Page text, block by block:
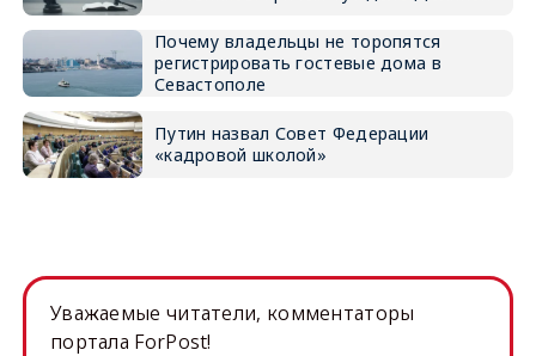
Почему владельцы не торопятся
регистрировать гостевые дома в
Севастополе
Путин назвал Совет Федерации
«кадровой школой»
Уважаемые читатели, комментаторы
портала ForPost!